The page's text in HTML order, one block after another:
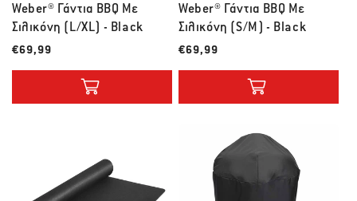
Weber® Γάντια BBQ Με
Σιλικόνη (L/XL) - Black
Λιανική τιμή
€69,99
Weber® Γάντια BBQ Με
Σιλικόνη (S/M) - Black
Λιανική τιμή
€69,99